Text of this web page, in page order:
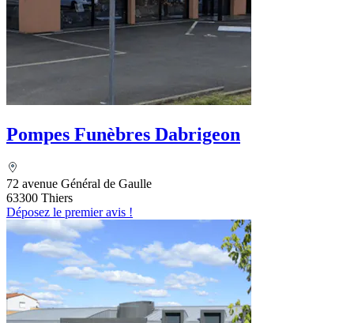
Pompes Funèbres Dabrigeon
72 avenue Général de Gaulle
63300 Thiers
Déposez le premier avis !